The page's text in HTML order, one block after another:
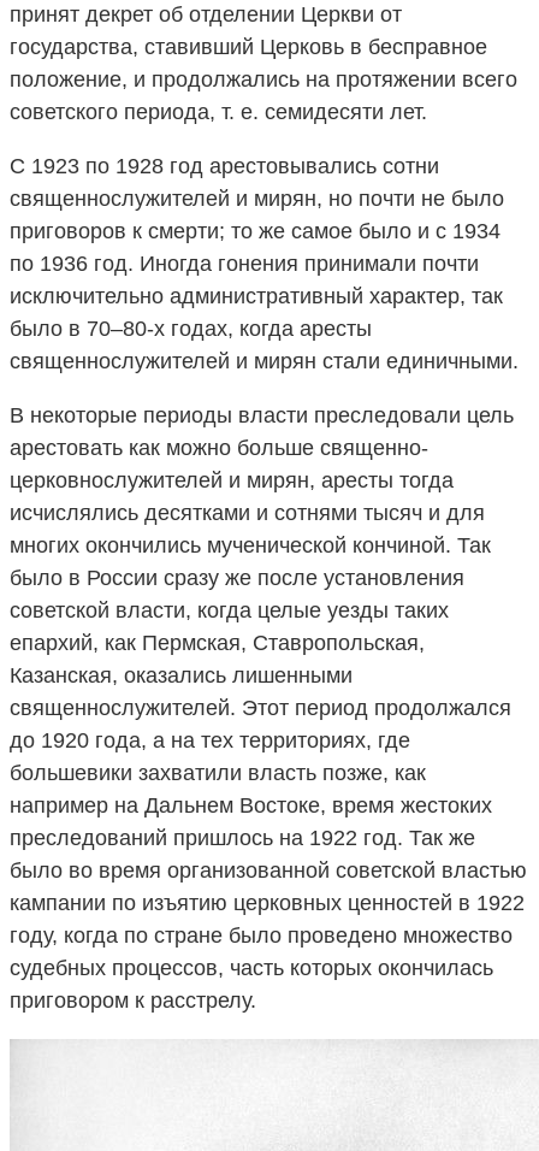
принят декрет об отделении Церкви от
государства, ставивший Церковь в бесправное
положение, и продолжались на протяжении всего
советского периода, т. е. семидесяти лет.
С 1923 по 1928 год арестовывались сотни
священнослужителей и мирян, но почти не было
приговоров к смерти; то же самое было и с 1934
по 1936 год. Иногда гонения принимали почти
исключительно административный характер, так
было в 70–80-х годах, когда аресты
священнослужителей и мирян стали единичными.
В некоторые периоды власти преследовали цель
арестовать как можно больше священно-
церковнослужителей и мирян, аресты тогда
исчислялись десятками и сотнями тысяч и для
многих окончились мученической кончиной. Так
было в России сразу же после установления
советской власти, когда целые уезды таких
епархий, как Пермская, Ставропольская,
Казанская, оказались лишенными
священнослужителей. Этот период продолжался
до 1920 года, а на тех территориях, где
большевики захватили власть позже, как
например на Дальнем Востоке, время жестоких
преследований пришлось на 1922 год. Так же
было во время организованной советской властью
кампании по изъятию церковных ценностей в 1922
году, когда по стране было проведено множество
судебных процессов, часть которых окончилась
приговором к расстрелу.